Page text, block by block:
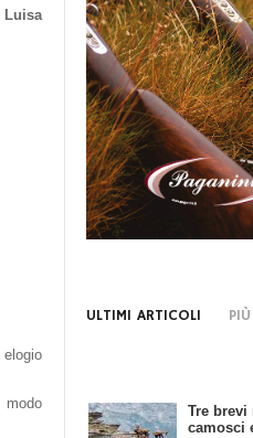
Luisa
ULTIMI ARTICOLI
Tre
camosci
Bando di
e